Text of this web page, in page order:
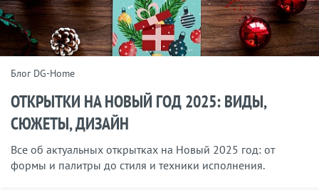
Блог DG-Home
ОТКРЫТКИ НА НОВЫЙ ГОД 2025: ВИДЫ,
СЮЖЕТЫ, ДИЗАЙН
Все об актуальных открытках на Новый 2025 год: от
формы и палитры до стиля и техники исполнения.